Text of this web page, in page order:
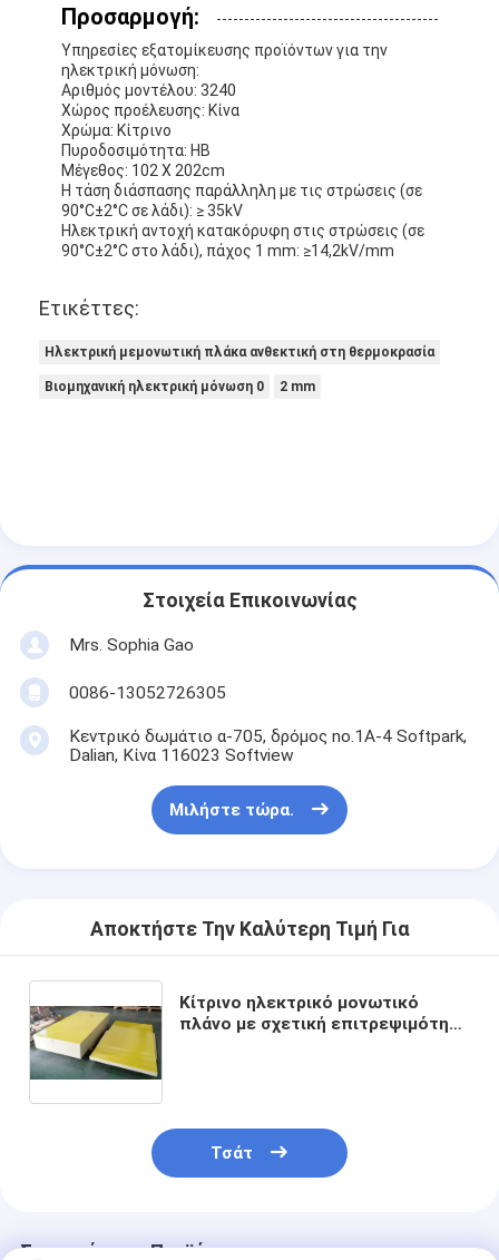
Προσαρμογή:
Υπηρεσίες εξατομίκευσης προϊόντων για την
ηλεκτρική μόνωση:
Αριθμός μοντέλου: 3240
Χώρος προέλευσης: Κίνα
Χρώμα: Κίτρινο
Πυροδοσιμότητα: HB
Μέγεθος: 102 X 202cm
Η τάση διάσπασης παράλληλη με τις στρώσεις (σε
90°C±2°C σε λάδι): ≥ 35kV
Ηλεκτρική αντοχή κατακόρυφη στις στρώσεις (σε
90°C±2°C στο λάδι), πάχος 1 mm: ≥14,2kV/mm
Ετικέττες:
Ηλεκτρική μεμονωτική πλάκα ανθεκτική στη θερμοκρασία
Βιομηχανική ηλεκτρική μόνωση 0 2 mm
Στοιχεία Επικοινωνίας
Mrs. Sophia Gao
0086-13052726305
Κεντρικό δωμάτιο α-705, δρόμος no.1A-4 Softpark,
Dalian, Κίνα 116023 Softview
Μιλήστε τώρα.
Αποκτήστε Την Καλύτερη Τιμή Για
Κίτρινο ηλεκτρικό μονωτικό
πλάνο με σχετική επιτρεψιμότητα
Τσάτ
Συνιστώμενα Προϊόντα